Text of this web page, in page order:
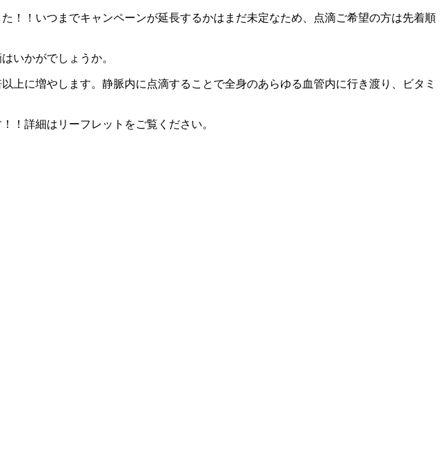
！！いつまでキャンペーンが延長するかはまだ未定なため、点滴ご希望の方は先着順
いかがでしょうか。
に増やします。静脈内に点滴することで全身のあらゆる血管内に行き渡り、ビタミ
！詳細はリーフレットをご覧ください。